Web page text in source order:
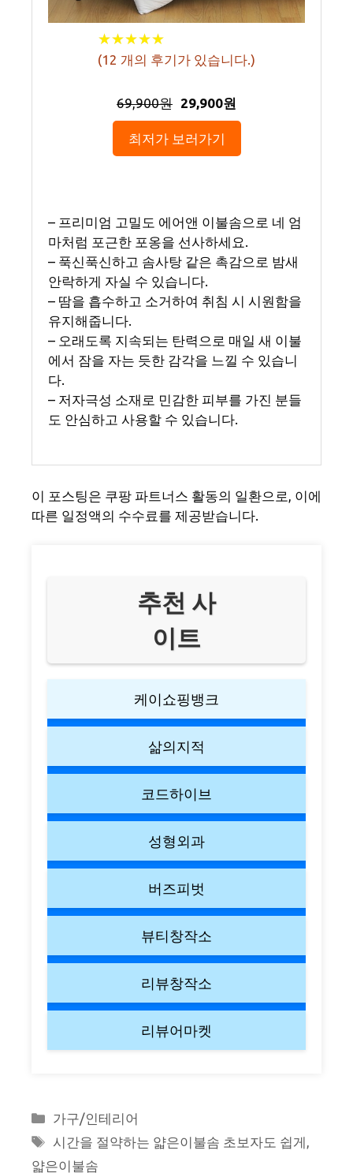
★★★★★
★★★★★
(12 개의 후기가 있습니다.)
69,900원 29,900원
최저가 보러가기
– 프리미엄 고밀도 에어앤 이불솜으로 네 엄
마처럼 포근한 포옹을 선사하세요.
– 푹신푹신하고 솜사탕 같은 촉감으로 밤새
안락하게 자실 수 있습니다.
– 땀을 흡수하고 소거하여 취침 시 시원함을
유지해줍니다.
– 오래도록 지속되는 탄력으로 매일 새 이불
에서 잠을 자는 듯한 감각을 느낄 수 있습니
다.
– 저자극성 소재로 민감한 피부를 가진 분들
도 안심하고 사용할 수 있습니다.
이 포스팅은 쿠팡 파트너스 활동의 일환으로, 이에
따른 일정액의 수수료를 제공받습니다.
추천 사
이트
케이쇼핑뱅크
삶의지적
코드하이브
성형외과
버즈피벗
뷰티창작소
리뷰창작소
리뷰어마켓
Categories
가구/인테리어
Tags
시간을 절약하는 얇은이불솜 초보자도 쉽게,
얇은이불솜